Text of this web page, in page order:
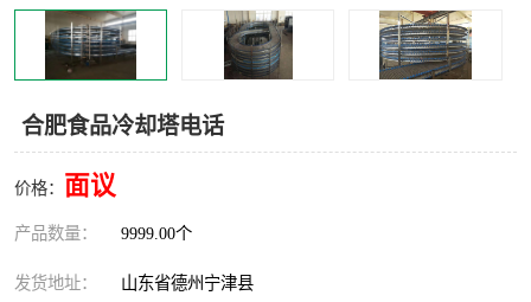
合肥食品冷却塔电话
价格： 面议
产品数量： 9999.00个
发货地址： 山东省德州宁津县
塑料撕碎机 金属撕碎机